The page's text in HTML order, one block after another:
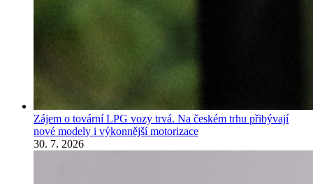
Zájem o tovární LPG vozy trvá. Na českém trhu přibývají
nové modely i výkonnější motorizace
30. 7. 2026